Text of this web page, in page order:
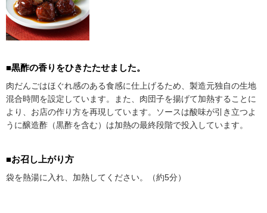
■黒酢の香りをひきたたせました。
肉だんごはほぐれ感のある食感に仕上げるため、製造元独自の生地
混合時間を設定しています。また、肉団子を揚げて加熱することに
より、お店の作り方を再現しています。ソースは酸味が引き立つよ
うに醸造酢（黒酢を含む）は加熱の最終段階で投入しています。
■お召し上がり方
袋を熱湯に入れ、加熱してください。（約5分）